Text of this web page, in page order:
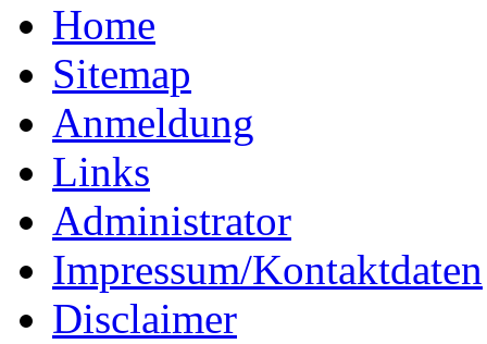
Home
Sitemap
Anmeldung
Links
Administrator
Impressum/Kontaktdaten
Disclaimer